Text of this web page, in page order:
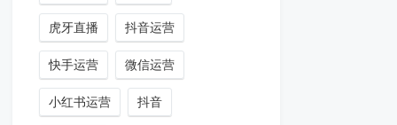
虎牙直播 抖音运营
快手运营 微信运营
小红书运营 抖音